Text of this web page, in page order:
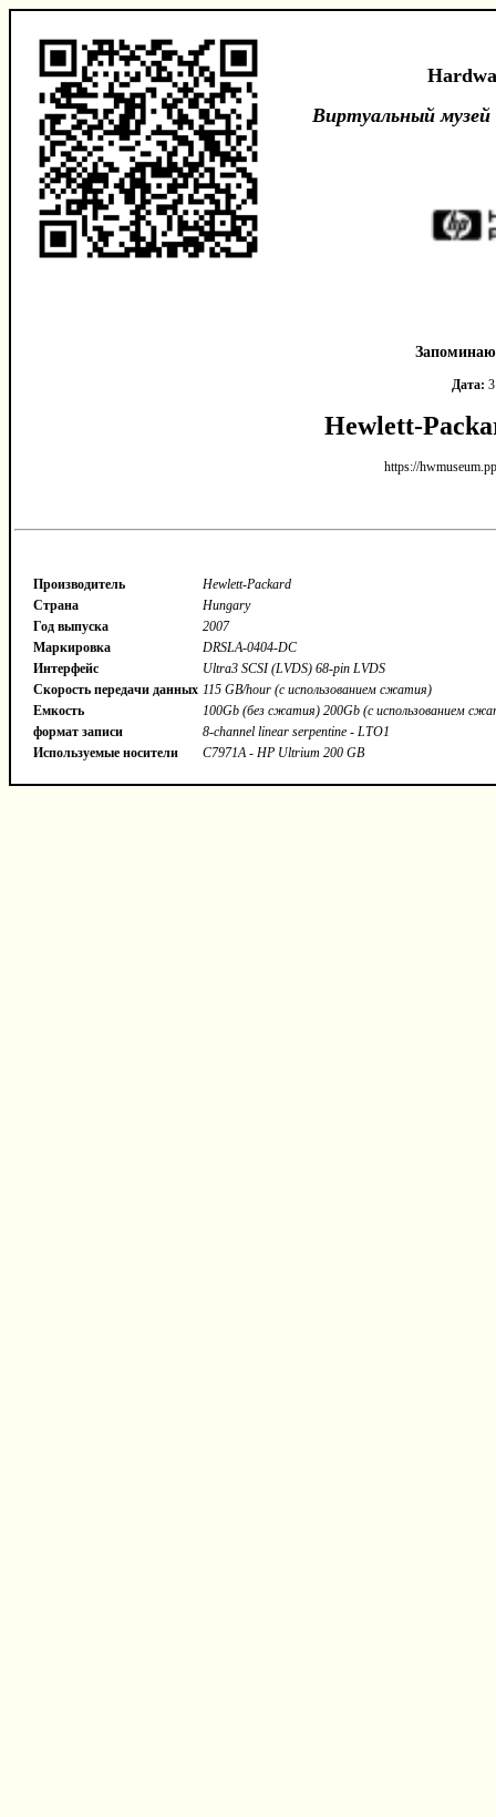
Виртуальный
Дата:
Hewlett-
https://
Производитель
Hewlett-Packard
Страна
Hungary
Год выпуска
2007
Маркировка
DRSLA-0404-DC
Интерфейс
Ultra3 SCSI (LVDS) 68-pin LVDS
Скорость передачи данных 115 GB/hour (с использованием сжатия)
Емкость
100Gb (без сжатия) 200Gb (с использованием
формат записи
8-channel linear serpentine - LTO1
Используемые носители
C7971A - HP Ultrium 200 GB